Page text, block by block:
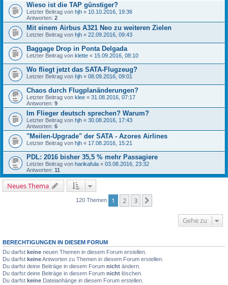
Wieso ist die TAP günstiger?
Letzter Beitrag von hjh « 10.10.2016, 19:36
Antworten: 2
Mit einem Airbus A321 Neo zu weiteren Zielen
Letzter Beitrag von hjh « 22.09.2016, 09:43
Baggage Drop in Ponta Delgada
Letzter Beitrag von klette « 15.09.2016, 08:10
Wo fliegt jetzt das SATA-Flugzeug?
Letzter Beitrag von hjh « 08.09.2016, 09:01
Chaos durch Flugplanänderungen?
Letzter Beitrag von klee « 31.08.2016, 07:17
Antworten: 9
Im Flieger deutsch sprechen? Warum?
Letzter Beitrag von hjh « 30.08.2016, 17:43
Antworten: 6
"Meilen-Upgrade" der SATA - Azores Airlines
Letzter Beitrag von hjh « 17.08.2016, 15:21
PDL: 2016 bisher 35,5 % mehr Passagiere
Letzter Beitrag von harikafula « 03.08.2016, 23:32
Antworten: 11
Neues Thema
120 Themen 1 2 3
Gehe zu
BERECHTIGUNGEN IN DIESEM FORUM
Du darfst keine neuen Themen in diesem Forum erstellen.
Du darfst keineAntworten zu Themen in diesem Forum erstellen.
Du darfst deine Beiträge in diesem Forum nicht ändern.
Du darfst deine Beiträge in diesem Forum nicht löschen.
Du darfst keine Dateianhänge in diesem Forum erstellen.